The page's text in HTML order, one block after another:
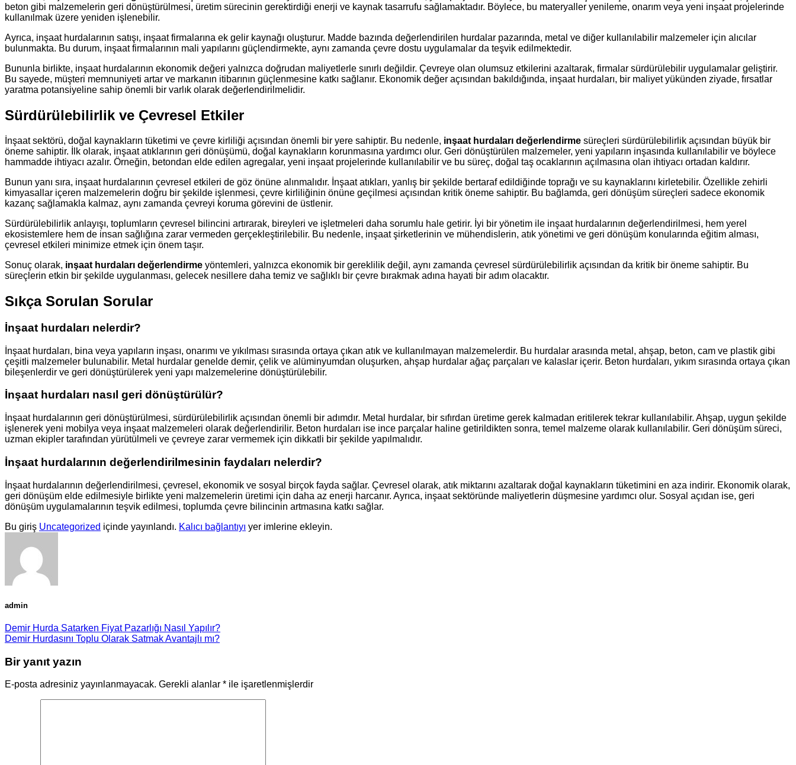
beton gibi malzemelerin geri dönüştürülmesi, üretim sürecinin gerektirdiği enerji ve kaynak tasarrufu sağlamaktadır. Böylece, bu materyaller yenileme, onarım veya yeni inşaat projelerinde
kullanılmak üzere yeniden işlenebilir.
Ayrıca, inşaat hurdalarının satışı, inşaat firmalarına ek gelir kaynağı oluşturur. Madde bazında değerlendirilen hurdalar pazarında, metal ve diğer kullanılabilir malzemeler için alıcılar
bulunmakta. Bu durum, inşaat firmalarının mali yapılarını güçlendirmekte, aynı zamanda çevre dostu uygulamalar da teşvik edilmektedir.
Bununla birlikte, inşaat hurdalarının ekonomik değeri yalnızca doğrudan maliyetlerle sınırlı değildir. Çevreye olan olumsuz etkilerini azaltarak, firmalar sürdürülebilir uygulamalar geliştirir.
Bu sayede, müşteri memnuniyeti artar ve markanın itibarının güçlenmesine katkı sağlanır. Ekonomik değer açısından bakıldığında, inşaat hurdaları, bir maliyet yükünden ziyade, fırsatlar
yaratma potansiyeline sahip önemli bir varlık olarak değerlendirilmelidir.
Sürdürülebilirlik ve Çevresel Etkiler
İnşaat sektörü, doğal kaynakların tüketimi ve çevre kirliliği açısından önemli bir yere sahiptir. Bu nedenle, inşaat hurdaları değerlendirme süreçleri sürdürülebilirlik açısından büyük bir
öneme sahiptir. İlk olarak, inşaat atıklarının geri dönüşümü, doğal kaynakların korunmasına yardımcı olur. Geri dönüştürülen malzemeler, yeni yapıların inşasında kullanılabilir ve böylece
hammadde ihtiyacı azalır. Örneğin, betondan elde edilen agregalar, yeni inşaat projelerinde kullanılabilir ve bu süreç, doğal taş ocaklarının açılmasına olan ihtiyacı ortadan kaldırır.
Bunun yanı sıra, inşaat hurdalarının çevresel etkileri de göz önüne alınmalıdır. İnşaat atıkları, yanlış bir şekilde bertaraf edildiğinde toprağı ve su kaynaklarını kirletebilir. Özellikle zehirli
kimyasallar içeren malzemelerin doğru bir şekilde işlenmesi, çevre kirliliğinin önüne geçilmesi açısından kritik öneme sahiptir. Bu bağlamda, geri dönüşüm süreçleri sadece ekonomik
kazanç sağlamakla kalmaz, aynı zamanda çevreyi koruma görevini de üstlenir.
Sürdürülebilirlik anlayışı, toplumların çevresel bilincini artırarak, bireyleri ve işletmeleri daha sorumlu hale getirir. İyi bir yönetim ile inşaat hurdalarının değerlendirilmesi, hem yerel
ekosistemlere hem de insan sağlığına zarar vermeden gerçekleştirilebilir. Bu nedenle, inşaat şirketlerinin ve mühendislerin, atık yönetimi ve geri dönüşüm konularında eğitim alması,
çevresel etkileri minimize etmek için önem taşır.
Sonuç olarak, inşaat hurdaları değerlendirme yöntemleri, yalnızca ekonomik bir gereklilik değil, aynı zamanda çevresel sürdürülebilirlik açısından da kritik bir öneme sahiptir. Bu
süreçlerin etkin bir şekilde uygulanması, gelecek nesillere daha temiz ve sağlıklı bir çevre bırakmak adına hayati bir adım olacaktır.
Sıkça Sorulan Sorular
İnşaat hurdaları nelerdir?
İnşaat hurdaları, bina veya yapıların inşası, onarımı ve yıkılması sırasında ortaya çıkan atık ve kullanılmayan malzemelerdir. Bu hurdalar arasında metal, ahşap, beton, cam ve plastik gibi
çeşitli malzemeler bulunabilir. Metal hurdalar genelde demir, çelik ve alüminyumdan oluşurken, ahşap hurdalar ağaç parçaları ve kalaslar içerir. Beton hurdaları, yıkım sırasında ortaya çıkan
bileşenlerdir ve geri dönüştürülerek yeni yapı malzemelerine dönüştürülebilir.
İnşaat hurdaları nasıl geri dönüştürülür?
İnşaat hurdalarının geri dönüştürülmesi, sürdürülebilirlik açısından önemli bir adımdır. Metal hurdalar, bir sıfırdan üretime gerek kalmadan eritilerek tekrar kullanılabilir. Ahşap, uygun şekilde
işlenerek yeni mobilya veya inşaat malzemeleri olarak değerlendirilir. Beton hurdaları ise ince parçalar haline getirildikten sonra, temel malzeme olarak kullanılabilir. Geri dönüşüm süreci,
uzman ekipler tarafından yürütülmeli ve çevreye zarar vermemek için dikkatli bir şekilde yapılmalıdır.
İnşaat hurdalarının değerlendirilmesinin faydaları nelerdir?
İnşaat hurdalarının değerlendirilmesi, çevresel, ekonomik ve sosyal birçok fayda sağlar. Çevresel olarak, atık miktarını azaltarak doğal kaynakların tüketimini en aza indirir. Ekonomik olarak,
geri dönüşüm elde edilmesiyle birlikte yeni malzemelerin üretimi için daha az enerji harcanır. Ayrıca, inşaat sektöründe maliyetlerin düşmesine yardımcı olur. Sosyal açıdan ise, geri
dönüşüm uygulamalarının teşvik edilmesi, toplumda çevre bilincinin artmasına katkı sağlar.
Bu giriş Uncategorized içinde yayınlandı. Kalıcı bağlantıyı yer imlerine ekleyin.
admin
Demir Hurda Satarken Fiyat Pazarlığı Nasıl Yapılır?
Demir Hurdasını Toplu Olarak Satmak Avantajlı mı?
Bir yanıt yazın
E-posta adresiniz yayınlanmayacak. Gerekli alanlar * ile işaretlenmişlerdir